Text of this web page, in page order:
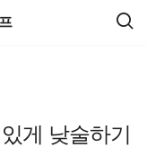
게 낮술하기